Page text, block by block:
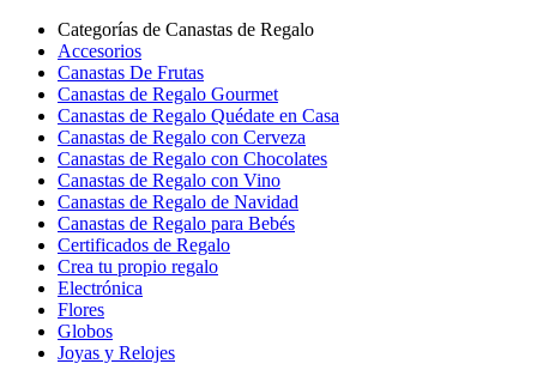
Categorías de Canastas de Regalo
Accesorios
Canastas De Frutas
Canastas de Regalo Gourmet
Canastas de Regalo Quédate en Casa
Canastas de Regalo con Cerveza
Canastas de Regalo con Chocolates
Canastas de Regalo con Vino
Canastas de Regalo de Navidad
Canastas de Regalo para Bebés
Certificados de Regalo
Crea tu propio regalo
Electrónica
Flores
Globos
Joyas y Relojes